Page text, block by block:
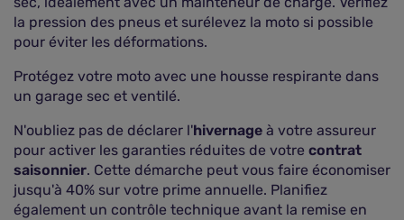
la pression des pneus et surélevez la moto si possible
pour éviter les déformations.
Protégez votre moto avec une housse respirante dans
un garage sec et ventilé.
N'oubliez pas de déclarer l'hivernage à votre assureur
pour activer les garanties réduites de votre contrat
saisonnier. Cette démarche peut vous faire économiser
jusqu'à 40% sur votre prime annuelle. Planifiez
également un contrôle technique avant la remise en